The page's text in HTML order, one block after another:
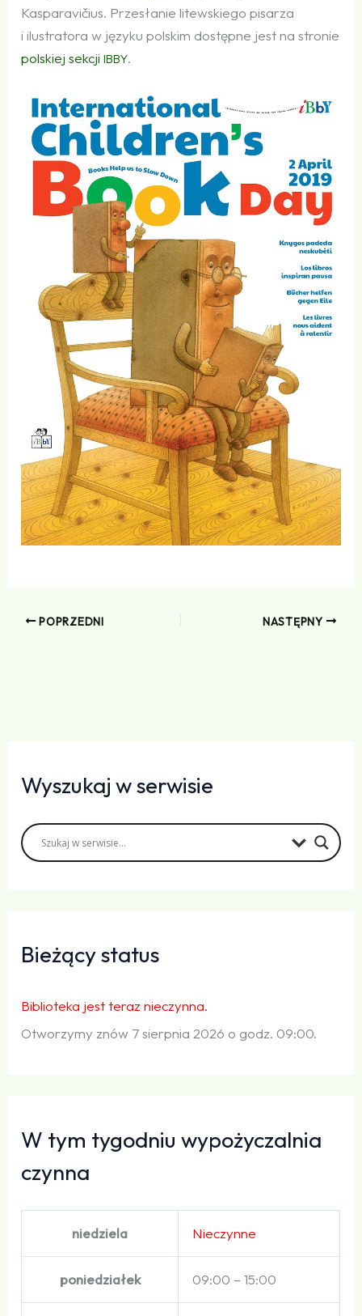
Kasparavičius. Przesłanie litewskiego pisarza
i ilustratora w języku polskim dostępne jest na stronie
polskiej sekcjiIBBY.
POPRZEDNI NASTĘPNY
Wyszukaj w serwisie
Bieżący status
Biblioteka jest teraz nieczynna.
Otworzymy znów 7 sierpnia 2026 o godz. 09:00.
W tym tygodniu wypożyczalnia
czynna
niedziela Nieczynne
poniedziałek 09:00 – 15:00